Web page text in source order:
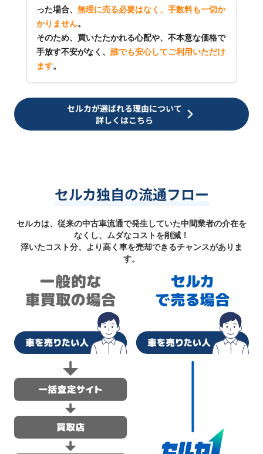
った場合、 無理に売る必要はなく、手数料も一切か
かりません。
そのため、買いたたかれる心配や、不本意な価格で
手放す不安がなく、 誰でも安心してご利用いただけ
ます。
セルカが選ばれる理由について
詳しくはこちら
セルカ独自の流通フロー
セルカは、従来の中古車流通で発生していた中間業者の介在を
なくし、ムダなコストを削減！
浮いたコスト分、より高く車を売却できるチャンスがありま
す。